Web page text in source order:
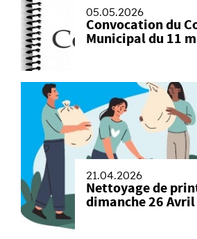
05.05.2026
Convocation du
Municipal du 11
21.04.2026
Nettoyage de
dimanche 26